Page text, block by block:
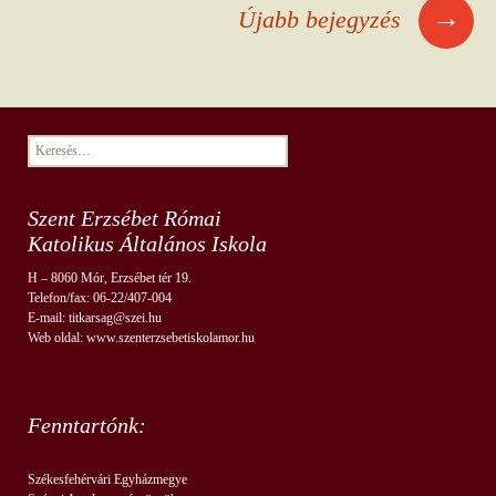
Újabb bejegyzés →
Keresés:
Szent Erzsébet Római
Katolikus Általános Iskola
H – 8060 Mór, Erzsébet tér 19.
Telefon/fax: 06-22/407-004
E-mail: titkarsag@szei.hu
Web oldal: www.szenterzsebetiskolamor.hu
Fenntartónk:
Székesfehérvári Egyházmegye